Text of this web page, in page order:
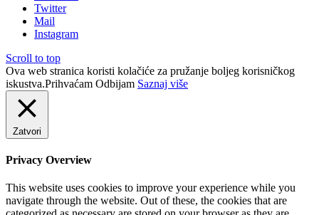
Twitter
Mail
Instagram
Scroll to top
Ova web stranica koristi kolačiće za pružanje boljeg korisničkog
iskustva.Prihvaćam Odbijam Saznaj više
Zatvori
Privacy Overview
This website uses cookies to improve your experience while you
navigate through the website. Out of these, the cookies that are